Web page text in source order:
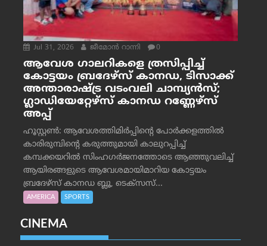
Jul 31, 2026 ജീമോന്‍ റാന്നി 0
ആവേശ ഗാലറികളെ ത്രസിപ്പിച്ച്
കോട്ടയം ബ്രദേഴ്‌സ് കാനഡ, ടിസാക്ക്
അന്താരാഷ്ട്ര വടംവലി ചാമ്പ്യന്‍സ്;
ഗ്ലാഡിയേറ്റേഴ്‌സ് കാനഡ റണ്ണേഴ്‌സ്
അപ്പ്
ഹൂസ്റ്റണ്‍: ആവേശത്തിമിര്‍പ്പിന്റെ പോര്‍ക്കളത്തില്‍
കാരിരുമ്പിന്റെ കരുത്തുമായി കാലുറപ്പിച്ച്
കമ്പക്കയറില്‍ സിംഹഗര്‍ജനത്തോടെ ആഞ്ഞുവലിച്ച്
ആയിരങ്ങളുടെ ആവേശമായിമാറിയ കോട്ടയം
ബ്രദേഴ്‌സ് കാനഡ ബ്ലൂ, ടെക്‌സസ്...
AMERICA SPORTS
CINEMA